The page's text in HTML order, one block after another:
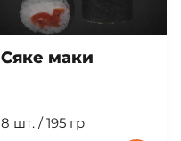
Сяке маки
8 шт. / 195 гр